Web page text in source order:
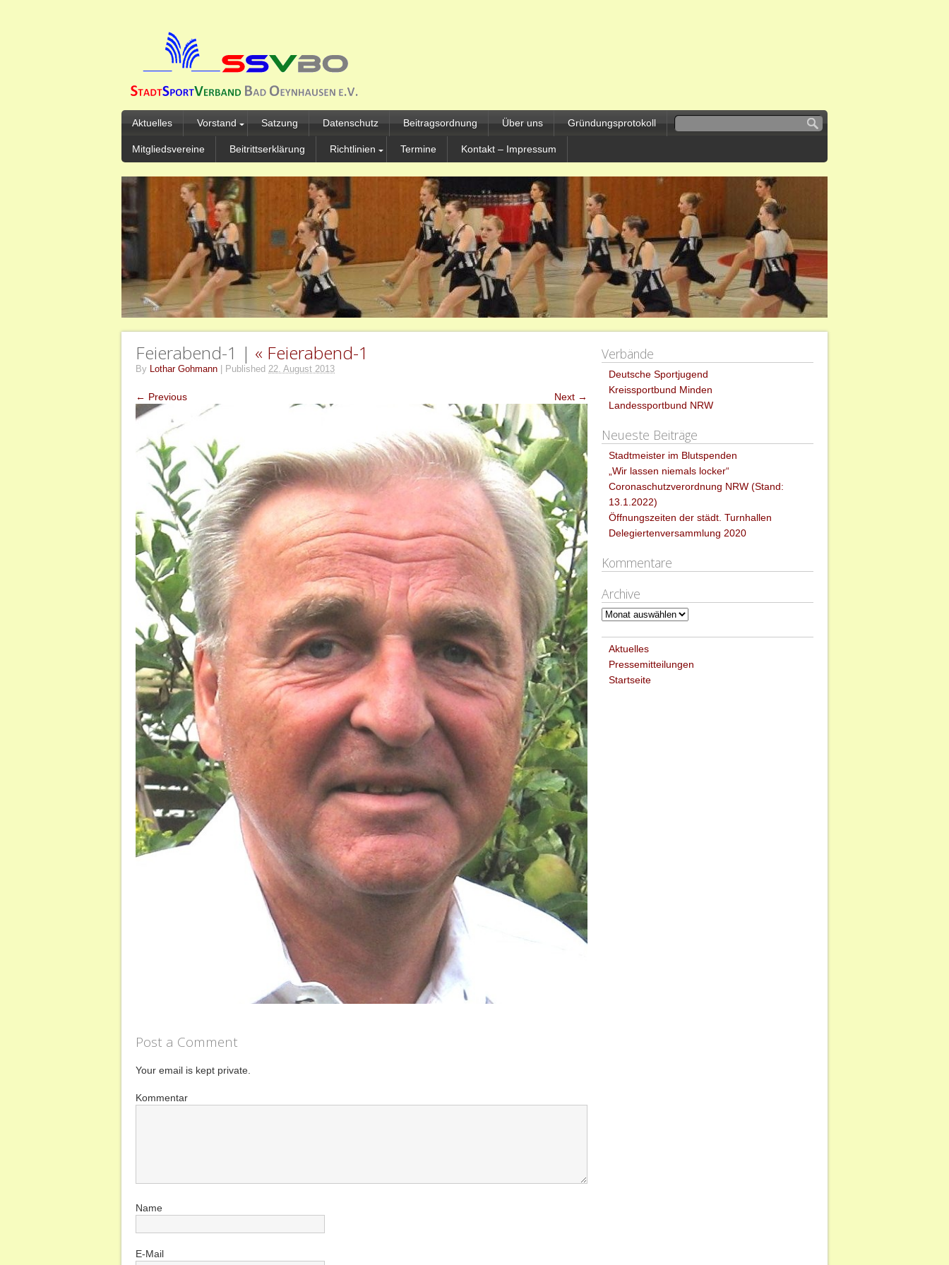
Aktuelles Vorstand Satzung Datenschutz Beitragsordnung Über uns Gründungsprotokoll
Mitgliedsvereine Beitrittserklärung Richtlinien Termine Kontakt – Impressum
Feierabend-1 | « Feierabend-1
By Lothar Gohmann Published 22. August 2013
← Previous Next →
Post a Comment
Your email is kept private.
Kommentar
Name
E-Mail
Verbände
Deutsche Sportjugend
Kreissportbund Minden
Landessportbund NRW
Neueste Beiträge
Stadtmeister im Blutspenden
„Wir lassen niemals locker“
Coronaschutzverordnung NRW (Stand:
13.1.2022)
Öffnungszeiten der städt. Turnhallen
Delegiertenversammlung 2020
Kommentare
Archive
Archive
Aktuelles
Pressemitteilungen
Startseite